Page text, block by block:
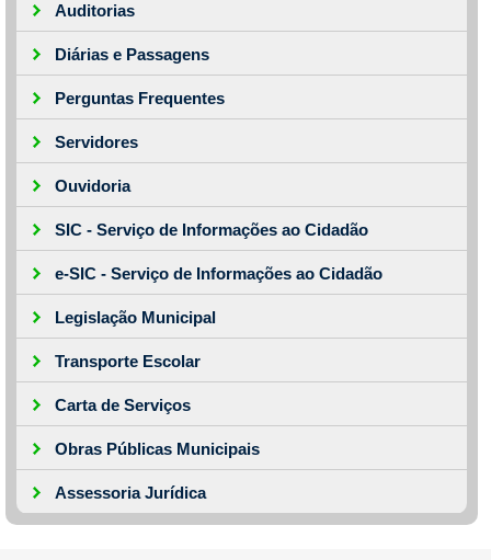
Auditorias
Diárias e Passagens
Perguntas Frequentes
Servidores
Ouvidoria
SIC - Serviço de Informações ao Cidadão
e-SIC - Serviço de Informações ao Cidadão
Legislação Municipal
Transporte Escolar
Carta de Serviços
Obras Públicas Municipais
Assessoria Jurídica